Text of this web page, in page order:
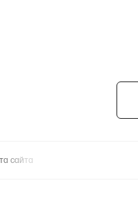
сайта